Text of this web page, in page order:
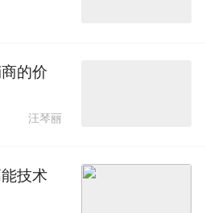
的价
汪琴丽
技术